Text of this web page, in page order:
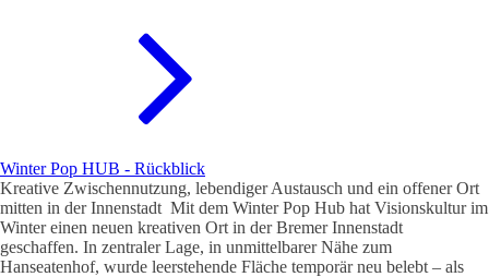
Winter Pop HUB - Rückblick
Kreative Zwischennutzung, lebendiger Austausch und ein offener Ort
mitten in der Innenstadt Mit dem Winter Pop Hub hat Visionskultur im
Winter einen neuen kreativen Ort in der Bremer Innenstadt
geschaffen. In zentraler Lage, in unmittelbarer Nähe zum
Hanseatenhof, wurde leerstehende Fläche temporär neu belebt – als